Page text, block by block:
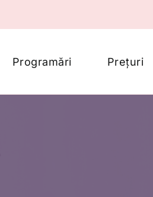
Programări Prețuri